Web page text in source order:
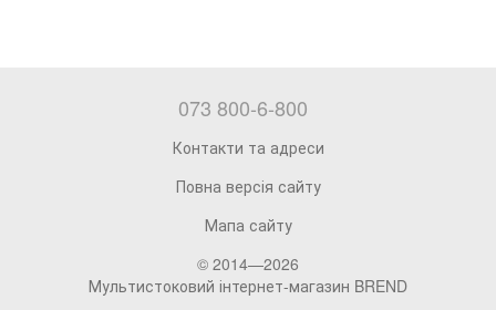
073 800-6-800
Контакти та адреси
Повна версія сайту
Мапа сайту
© 2014—2026
Мультистоковий інтернет-магазин BREND